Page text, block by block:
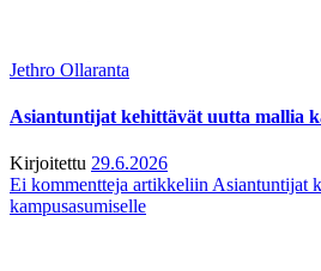
Jethro Ollaranta
Asiantuntijat kehittävät uutta mallia
Kirjoitettu 29.6.2026
Ei kommentteja artikkeliin Asiantuntijat
kampusasumiselle